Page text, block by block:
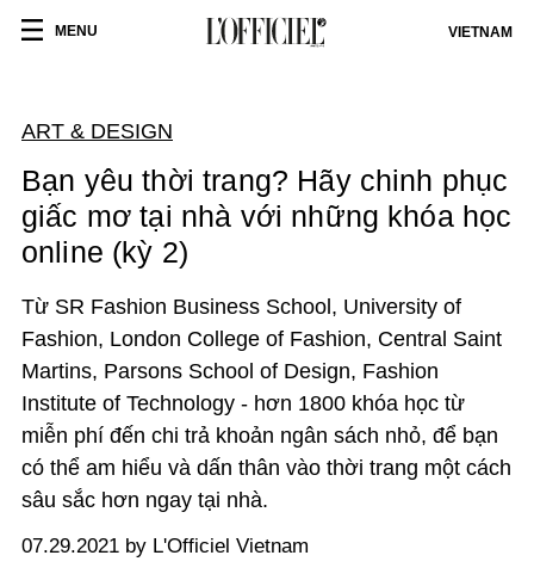
MENU VIETNAM
ART & DESIGN
Bạn yêu thời trang? Hãy chinh phục
giấc mơ tại nhà với những khóa học
online (kỳ 2)
Từ SR Fashion Business School, University of
Fashion, London College of Fashion, Central Saint
Martins, Parsons School of Design, Fashion
Institute of Technology - hơn 1800 khóa học từ
miễn phí đến chi trả khoản ngân sách nhỏ, để bạn
có thể am hiểu và dấn thân vào thời trang một cách
sâu sắc hơn ngay tại nhà.
07.29.2021 by L'Officiel Vietnam